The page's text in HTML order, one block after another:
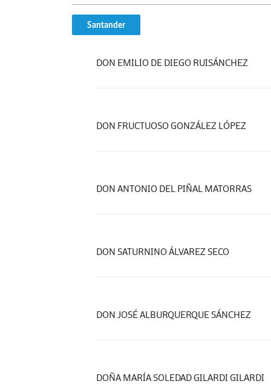
Santander
DON EMILIO DE DIEGO RUISÁNCHEZ
DON FRUCTUOSO GONZÁLEZ LÓPEZ
DON ANTONIO DEL PIÑAL MATORRAS
DON SATURNINO ÁLVAREZ SECO
DON JOSÉ ALBURQUERQUE SÁNCHEZ
DOÑA MARÍA SOLEDAD GILARDI GILARDI